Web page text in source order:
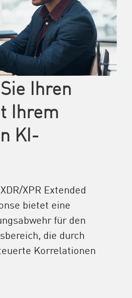
Ihren
Ihrem
KI-
XPR Extended
bietet eine
für den
die durch
Korrelationen